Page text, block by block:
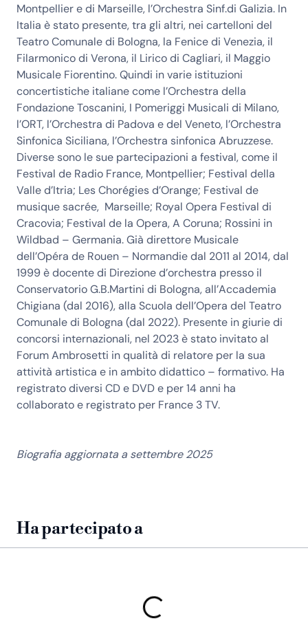
Montpellier e di Marseille, l’Orchestra Sinf.di Galizia. In
Italia è stato presente, tra gli altri, nei cartelloni del
Teatro Comunale di Bologna, la Fenice di Venezia, il
Filarmonico di Verona, il Lirico di Cagliari, il Maggio
Musicale Fiorentino. Quindi in varie istituzioni
concertistiche italiane come l’Orchestra della
Fondazione Toscanini, I Pomeriggi Musicali di Milano,
l’ORT, l’Orchestra di Padova e del Veneto, l’Orchestra
Sinfonica Siciliana, l’Orchestra sinfonica Abruzzese.
Diverse sono le sue partecipazioni a festival, come il
Festival de Radio France, Montpellier; Festival della
Valle d’Itria; Les Chorégies d’Orange; Festival de
musique sacrée, Marseille; Royal Opera Festival di
Cracovia; Festival de la Opera, A Coruna; Rossini in
Wildbad – Germania. Già direttore Musicale
dell’Opéra de Rouen – Normandie dal 2011 al 2014, dal
1999 è docente di Direzione d’orchestra presso il
Conservatorio G.B.Martini di Bologna, all’Accademia
Chigiana (dal 2016), alla Scuola dell’Opera del Teatro
Comunale di Bologna (dal 2022). Presente in giurie di
concorsi internazionali, nel 2023 è stato invitato al
Forum Ambrosetti in qualità di relatore per la sua
attività artistica e in ambito didattico – formativo. Ha
registrato diversi CD e DVD e per 14 anni ha
collaborato e registrato per France 3 TV.
Biografia aggiornata a settembre 2025
Ha partecipato a